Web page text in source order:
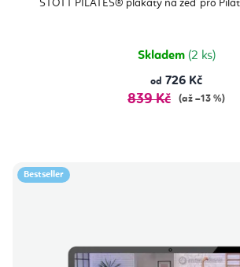
STOTT PILATES® plakáty na zeď pro
Skladem (2 ks)
od 726 Kč
839 Kč (až –13 %)
Bestseller